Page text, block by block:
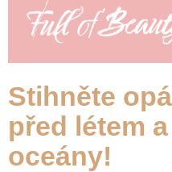
Stihněte
před létem
oceány!